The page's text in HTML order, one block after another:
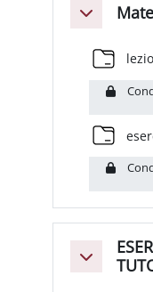
Minimizza
Condizioni
Condizioni
Minimizza